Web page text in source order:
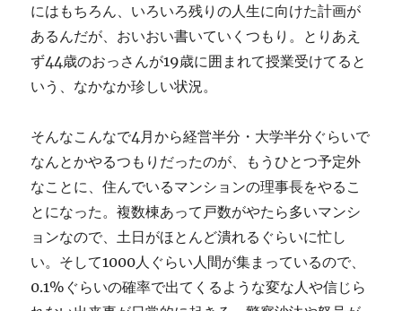
にはもちろん、いろいろ残りの人生に向けた計画が
あるんだが、おいおい書いていくつもり。とりあえ
ず44歳のおっさんが19歳に囲まれて授業受けてると
いう、なかなか珍しい状況。
そんなこんなで4月から経営半分・大学半分ぐらいで
なんとかやるつもりだったのが、もうひとつ予定外
なことに、住んでいるマンションの理事長をやるこ
とになった。複数棟あって戸数がやたら多いマンシ
ョンなので、土日がほとんど潰れるぐらいに忙し
い。そして1000人ぐらい人間が集まっているので、
0.1%ぐらいの確率で出てくるような変な人や信じら